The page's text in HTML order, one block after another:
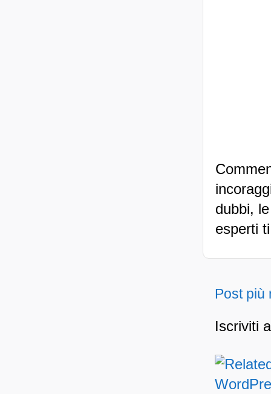
dubbi,
esperti
Post più
Iscriviti